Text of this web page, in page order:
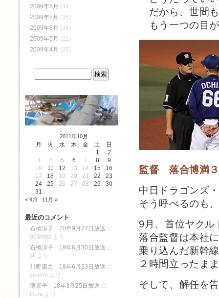
だから、世間
もう一つの目
監督 落合博満
中日ドラゴンズ
そう呼べるのも
9月、首位ヤクル
落合監督は本社
乗り込んだ新幹
２時間立ったま
そして、解任を
2009年8月 (44)
2009年7月 (35)
2009年6月 (34)
2009年5月 (21)
2009年4月 (26)
2011年10月
月 火 水 木 金 土
日
1
2
3
4 5 6 7 8
9
10
11 12 13 14 15
16
17
18 19 20 21 22
23
24
25 26 27 28 29
30
31
« 9月 11月 »
最近のコメント
石橋涼子 20年9月27日放送 に
000mhz より
石橋涼子 19年6月30日放送 に
関 より
川野康之 18年6月23日放送 に
selene より
薄景子 18年3月25日放送 に
Oura より